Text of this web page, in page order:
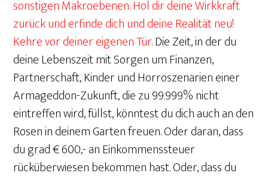
sonstigen Makroebenen. Hol dir deine Wirkkraft
zurück und erfinde dich und deine Realität neu!
Kehre vor deiner eigenen Tür.Die Zeit, in der du
deine Lebenszeit mit Sorgen um Finanzen,
Partnerschaft, Kinder und Horroszenarien einer
Armageddon-Zukunft, die zu 99.999% nicht
eintreffen wird, füllst, könntest du dich auch an den
Rosen in deinem Garten freuen. Oder daran, dass
du grad € 600,- an Einkommenssteuer
rücküberwiesen bekommen hast. Oder, dass du